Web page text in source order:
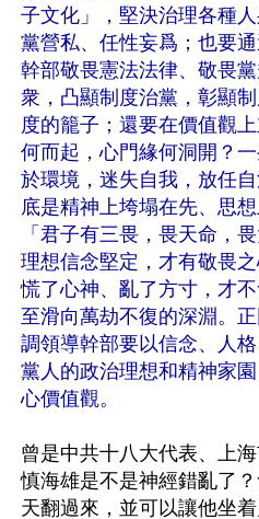
子文化」，堅決治理各種
黨營私、任性妄爲；也要
幹部敬畏憲法法律、敬畏
衆，凸顯制度治黨，彰顯
度的籠子；還要在價值觀
何而起，心門緣何洞開？
於環境，迷失自我，放任
底是精神上垮塌在先、思
「君子有三畏，畏天命，
理想信念堅定，才有敬畏
慌了心神、亂了方寸，才
至滑向萬劫不復的深淵。
調領導幹部要以信念、人
黨人的政治理想和精神家
心價值觀。
曾是中共十八大代表、上
慎海雄是不是神經錯亂了
天翻過來，並可以讓他坐